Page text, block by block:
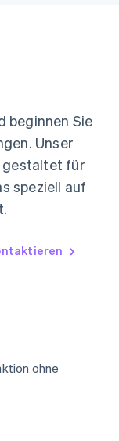
beginnen Sie
Unser
gestaltet für
speziell auf
ohne